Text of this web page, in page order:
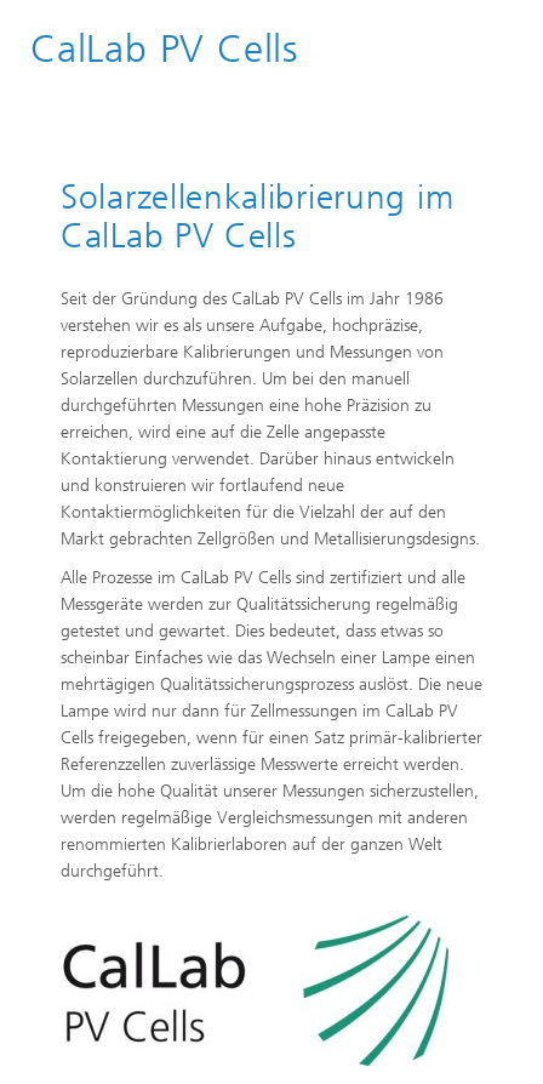
FuE-Infrastruktur
CalLab PV Cells
Solarzellenkalibrierung im
CalLab PV Cells
Seit der Gründung des CalLab PV Cells im Jahr 1986
verstehen wir es als unsere Aufgabe, hochpräzise,
reproduzierbare Kalibrierungen und Messungen von
Solarzellen durchzuführen. Um bei den manuell
durchgeführten Messungen eine hohe Präzision zu
erreichen, wird eine auf die Zelle angepasste
Kontaktierung verwendet. Darüber hinaus entwickeln
und konstruieren wir fortlaufend neue
Kontaktiermöglichkeiten für die Vielzahl der auf den
Markt gebrachten Zellgrößen und Metallisierungsdesigns.
Alle Prozesse im CalLab PV Cells sind zertifiziert und alle
Messgeräte werden zur Qualitätssicherung regelmäßig
getestet und gewartet. Dies bedeutet, dass etwas so
scheinbar Einfaches wie das Wechseln einer Lampe einen
mehrtägigen Qualitätssicherungsprozess auslöst. Die neue
Lampe wird nur dann für Zellmessungen im CalLab PV
Cells freigegeben, wenn für einen Satz primär-kalibrierter
Referenzzellen zuverlässige Messwerte erreicht werden.
Um die hohe Qualität unserer Messungen sicherzustellen,
werden regelmäßige Vergleichsmessungen mit anderen
renommierten Kalibrierlaboren auf der ganzen Welt
durchgeführt.